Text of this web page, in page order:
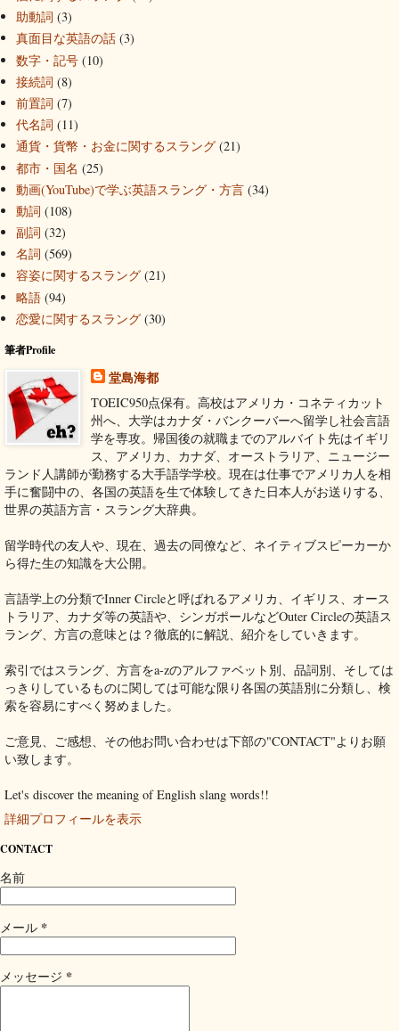
助動詞 (3)
真面目な英語の話 (3)
数字・記号 (10)
接続詞 (8)
前置詞 (7)
代名詞 (11)
通貨・貨幣・お金に関するスラング (21)
都市・国名 (25)
動画(YouTube)で学ぶ英語スラング・方言 (34)
動詞 (108)
副詞 (32)
名詞 (569)
容姿に関するスラング (21)
略語 (94)
恋愛に関するスラング (30)
筆者Profile
堂島海都
TOEIC950点保有。高校はアメリカ・コネティカット
州へ、大学はカナダ・バンクーバーへ留学し社会言語
学を専攻。帰国後の就職までのアルバイト先はイギリ
ス、アメリカ、カナダ、オーストラリア、ニュージー
ランド人講師が勤務する大手語学学校。現在は仕事でアメリカ人を相
手に奮闘中の、各国の英語を生で体験してきた日本人がお送りする、
世界の英語方言・スラング大辞典。
留学時代の友人や、現在、過去の同僚など、ネイティブスピーカーか
ら得た生の知識を大公開。
言語学上の分類でInner Circleと呼ばれるアメリカ、イギリス、オース
トラリア、カナダ等の英語や、シンガポールなどOuter Circleの英語ス
ラング、方言の意味とは？徹底的に解説、紹介をしていきます。
索引ではスラング、方言をa-zのアルファベット別、品詞別、そしては
っきりしているものに関しては可能な限り各国の英語別に分類し、検
索を容易にすべく努めました。
ご意見、ご感想、その他お問い合わせは下部の"CONTACT"よりお願
い致します。
Let's discover the meaning of English slang words!!
詳細プロフィールを表示
CONTACT
名前
メール *
メッセージ *